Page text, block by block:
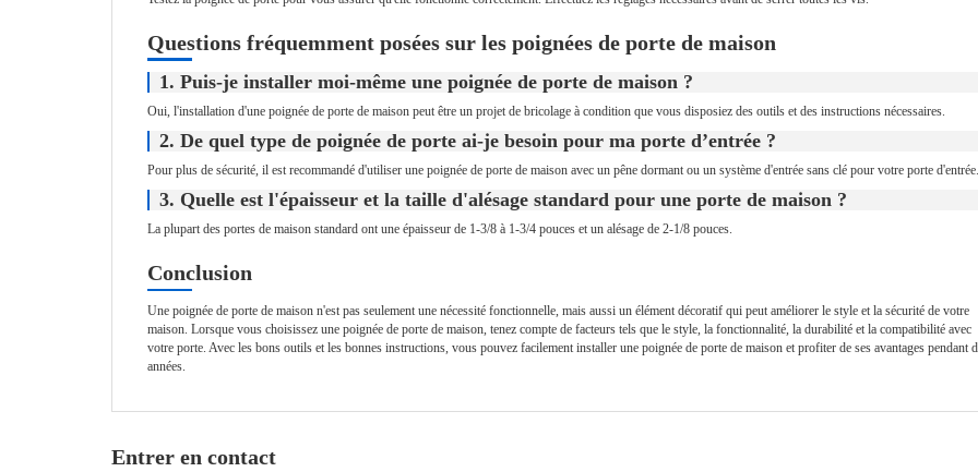
Questions fréquemment posées sur les poignées de porte de maison
1. Puis-je installer moi-même une poignée de porte de maison ?
Oui, l'installation d'une poignée de porte de maison peut être un projet de bricolage à condition que vous disposiez des outils et des instructions nécessaires.
2. De quel type de poignée de porte ai-je besoin pour ma porte d’entrée ?
Pour plus de sécurité, il est recommandé d'utiliser une poignée de porte de maison avec un pêne dormant ou un système d'entrée sans clé pour votre porte d'entrée.
3. Quelle est l'épaisseur et la taille d'alésage standard pour une porte de maison ?
La plupart des portes de maison standard ont une épaisseur de 1-3/8 à 1-3/4 pouces et un alésage de 2-1/8 pouces.
Conclusion
Une poignée de porte de maison n'est pas seulement une nécessité fonctionnelle, mais aussi un élément décoratif qui peut améliorer le style et la sécurité de votre
maison. Lorsque vous choisissez une poignée de porte de maison, tenez compte de facteurs tels que le style, la fonctionnalité, la durabilité et la compatibilité avec
votre porte. Avec les bons outils et les bonnes instructions, vous pouvez facilement installer une poignée de porte de maison et profiter de ses avantages pendant
années.
Entrer en contact